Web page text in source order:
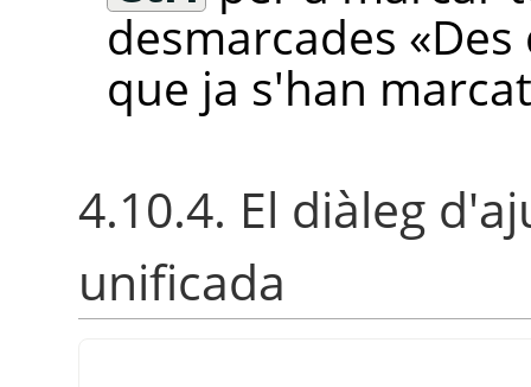
desmarcades «
que ja s'han
4.10.4. El diàleg
unificada